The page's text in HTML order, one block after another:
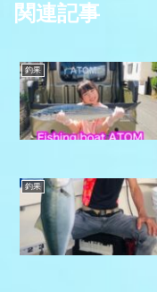
関連記事
釣果
釣果